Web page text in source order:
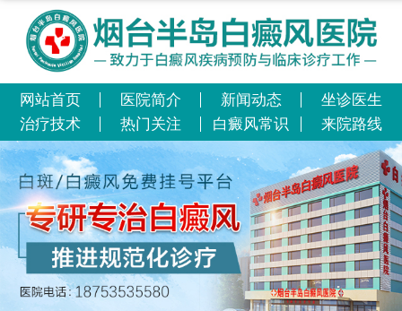
网站首页 医院简介 新闻动态
坐诊医生
治疗技术
热门关注 白癜风常识 来院路线